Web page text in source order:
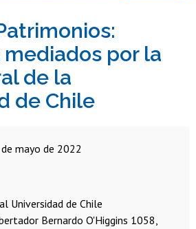
Funcionarias/os
Egresadas/os
por la
de la
de Chile
de mayo de 2022
Universidad de Chile
Bernardo O'Higgins 1058,